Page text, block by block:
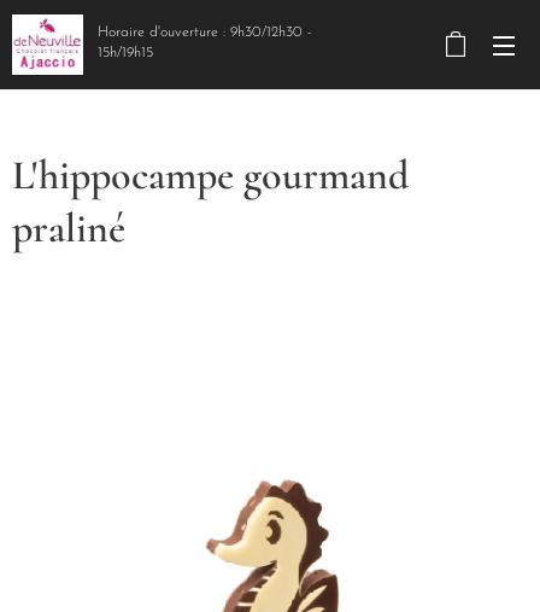
Horaire d'ouverture : 9h30/12h30 -
15h/19h15
L'hippocampe gourmand
praliné